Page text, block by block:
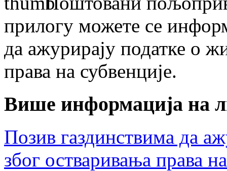
прилогу можете се
да ажурирају податке о
права на субвенције.
Више информација на
Позив газдинствима да
због остваривања права